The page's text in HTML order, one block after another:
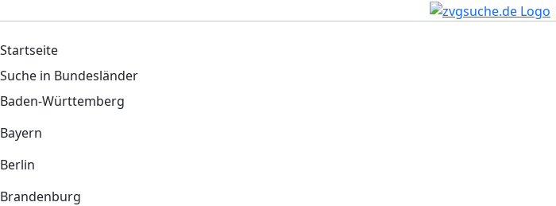
Startseite
Suche in Bundesländer
Baden-Württemberg
Bayern
Berlin
Brandenburg